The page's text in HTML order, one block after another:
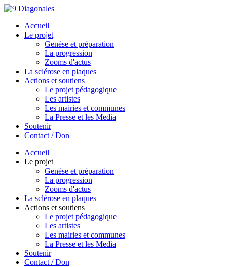
Accueil
Le projet
Genèse et préparation
La progression
Zooms d'actus
La sclérose en plaques
Actions et soutiens
Le projet pédagogique
Les artistes
Les mairies et communes
La Presse et les Media
Soutenir
Contact / Don
Accueil
Le projet
Genèse et préparation
La progression
Zooms d'actus
La sclérose en plaques
Actions et soutiens
Le projet pédagogique
Les artistes
Les mairies et communes
La Presse et les Media
Soutenir
Contact / Don